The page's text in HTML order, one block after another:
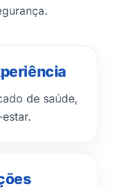
de saúde,